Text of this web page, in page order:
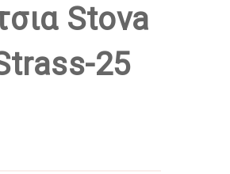
Stova
25